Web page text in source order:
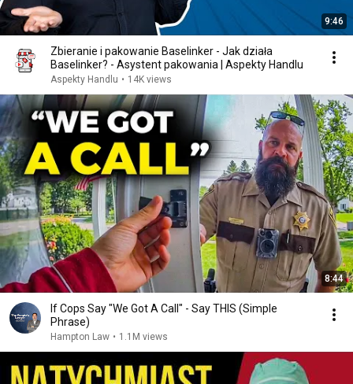
9:46
Zbieranie i pakowanie Baselinker - Jak działa
Baselinker? - Asystent pakowania | Aspekty Handlu
Aspekty Handlu • 14K views
8:44
If Cops Say "We Got A Call" - Say THIS (Simple
Phrase)
Hampton Law • 1.1M views